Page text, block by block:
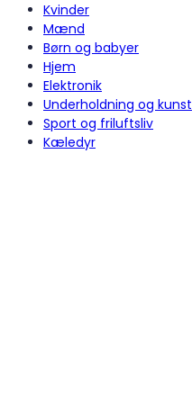
Kvinder
Mænd
Børn og babyer
Hjem
Elektronik
Underholdning og kunst
Sport og friluftsliv
Kæledyr